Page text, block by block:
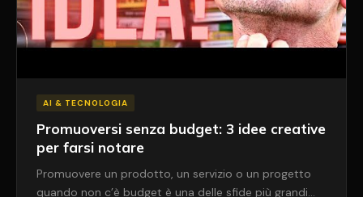
AI & TECNOLOGIA
Promuoversi senza budget: 3 idee creative
per farsi notare
Promuovere un prodotto, un servizio o un progetto
quando non c’è budget è una delle sfide più grandi…